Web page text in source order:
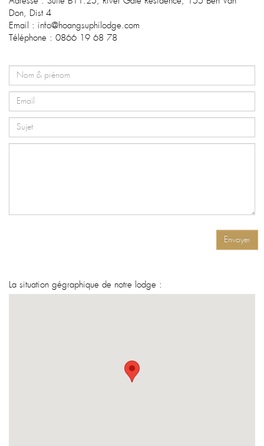
Don, Dist 4
Email : info@hoangsuphilodge.com
Téléphone : 0866 19 68 78
Envoyer
La situation gégraphique de notre lodge :